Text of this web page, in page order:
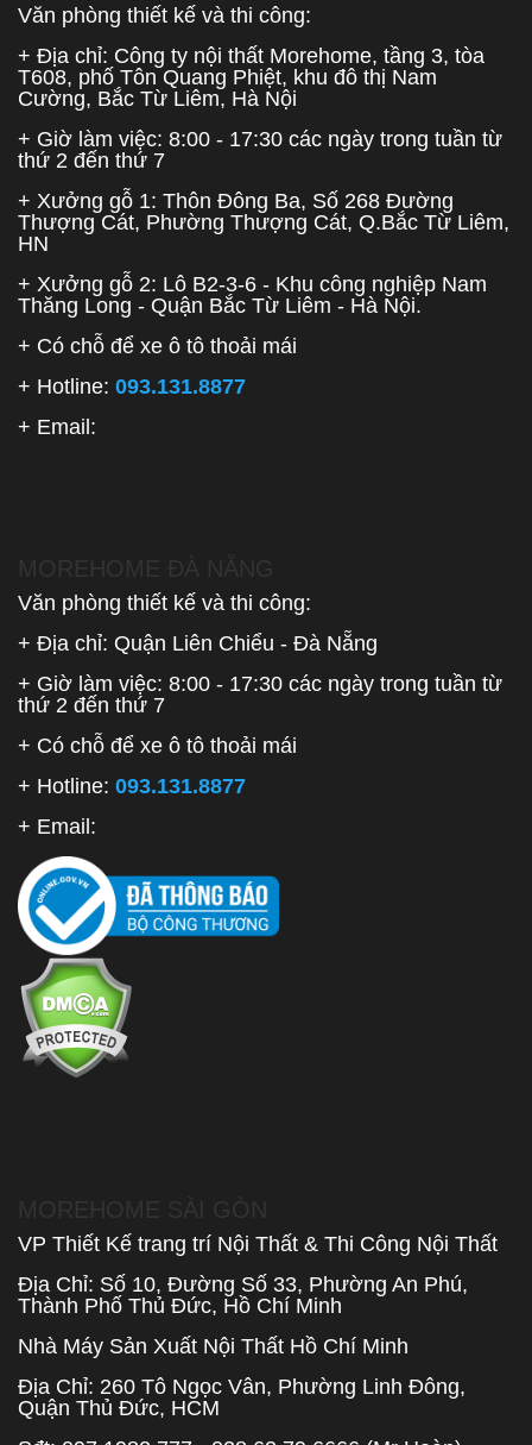
Văn phòng thiết kế và thi công:
+ Địa chỉ: Công ty nội thất Morehome, tầng 3, tòa
T608, phố Tôn Quang Phiệt, khu đô thị Nam
Cường, Bắc Từ Liêm, Hà Nội
+ Giờ làm việc: 8:00 - 17:30 các ngày trong tuần từ
thứ 2 đến thứ 7
+ Xưởng gỗ 1: Thôn Đông Ba, Số 268 Đường
Thượng Cát, Phường Thượng Cát, Q.Bắc Từ Liêm,
HN
+ Xưởng gỗ 2: Lô B2-3-6 - Khu công nghiệp Nam
Thăng Long - Quận Bắc Từ Liêm - Hà Nội.
+ Có chỗ để xe ô tô thoải mái
+ Hotline: 093.131.8877
+ Email:
Văn phòng thiết kế và thi công:
+ Địa chỉ: Quận Liên Chiểu - Đà Nẵng
+ Giờ làm việc: 8:00 - 17:30 các ngày trong tuần từ
thứ 2 đến thứ 7
+ Có chỗ để xe ô tô thoải mái
+ Hotline: 093.131.8877
+ Email:
VP Thiết Kế trang trí Nội Thất & Thi Công Nội Thất
Địa Chỉ: Số 10, Đường Số 33, Phường An Phú,
Thành Phố Thủ Đức, Hồ Chí Minh
Nhà Máy Sản Xuất Nội Thất Hồ Chí Minh
Địa Chỉ: 260 Tô Ngọc Vân, Phường Linh Đông,
Quận Thủ Đức, HCM